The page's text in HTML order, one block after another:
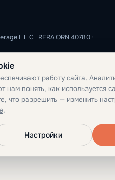
L.L.C · RERA ORN 40780 ·
работу сайта.
нам понять, как используется
что разрешить — изменить
.
Настройки